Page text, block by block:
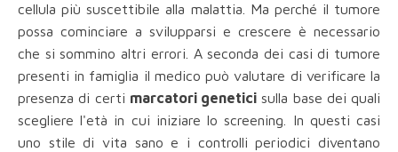
cellula più suscettibile alla malattia. Ma perché il tumore
possa cominciare a svilupparsi e crescere è necessario
che si sommino altri errori. A seconda dei casi di tumore
presenti in famiglia il medico può valutare di verificare la
presenza di certi marcatori genetici sulla base dei quali
scegliere l'età in cui iniziare lo screening. In questi casi
uno stile di vita sano e i controlli periodici diventano